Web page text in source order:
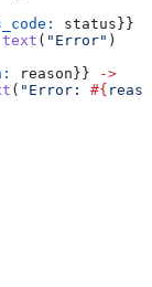
status}}
text ( "Error" )
reason}}
->
( "Error: #{